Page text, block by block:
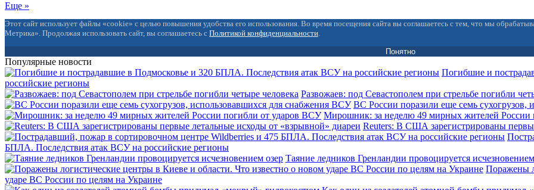
Еще »
Этот сайт использует файлы «cookie» с целью повышения удобства его использования. Во время посещения сайта вы соглашаетесь с тем, что мы
Метрика». Продолжая использовать сайт, вы соглашаетесь с Политикой конфиденциальности.
Понятно
Популярные новости
Погибшие и
российские регионы
Развожаев: под Севастополем при стрельбе погибли
ВС России поразили еще семь
Мирошник: за неделю 49 мирных жителей России
Reuters: В США зарегистрированы
БПЛА. Последствия атак ВСУ на российские регионы
Таяние ледников Гренландии провоцируется
Поражены
ударе ВС России по целям на Украине